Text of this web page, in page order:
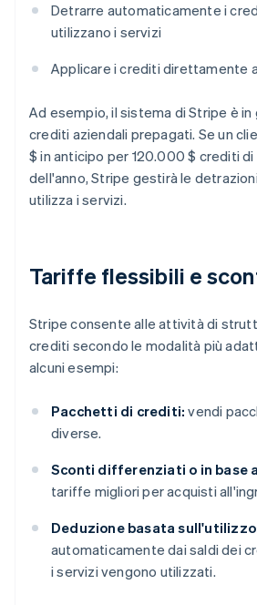
Detrarre automaticamente i
utilizzano i servizi
Applicare i crediti direttamente
Ad esempio, il sistema di Stripe è
crediti aziendali prepagati. Se un
$ in anticipo per 120.000 $ crediti
dell'anno, Stripe gestirà le
utilizza i servizi.
Tariffe flessibili e
Stripe consente alle attività di
crediti secondo le modalità più
alcuni esempi:
Pacchetti di crediti: vendi
diverse.
Sconti differenziati o in base
tariffe migliori per acquisti
Deduzione basata
automaticamente dai saldi dei
i servizi vengono utilizzati.